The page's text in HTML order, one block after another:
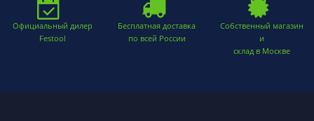
Официальный дилер
Festool
Бесплатная доставка
по всей России
Собственный магазин
и
склад в Москве